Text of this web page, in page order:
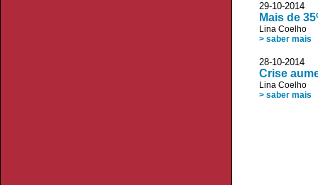
29-10-2014
Mais de
Lina Coelho
> saber mais
28-10-
Crise
Lina Coelho
> saber mais